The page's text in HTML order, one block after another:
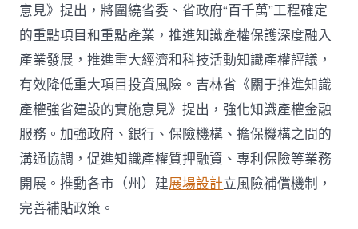
意見》提出，將圍繞省委、省政府“百千萬”工程確定
的重點項目和重點產業，推進知識產權保護深度融入
產業發展，推進重大經濟和科技活動知識產權評議，
有效降低重大項目投資風險。吉林省《關于推進知識
產權強省建設的實施意見》提出，強化知識產權金融
服務。加強政府、銀行、保險機構、擔保機構之間的
溝通協調，促進知識產權質押融資、專利保險等業務
開展。推動各市（州）建展場設計立風險補償機制，
完善補貼政策。